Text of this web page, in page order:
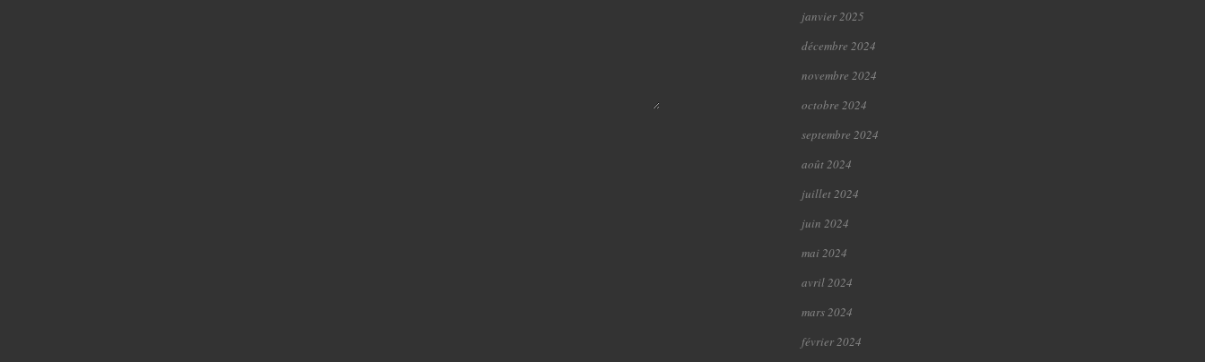
janvier 2025
décembre 2024
novembre 2024
octobre 2024
septembre 2024
août 2024
juillet 2024
juin 2024
mai 2024
avril 2024
mars 2024
février 2024